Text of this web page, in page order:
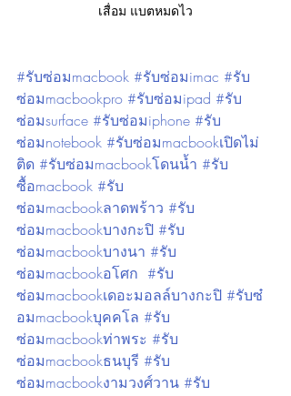
เสื่อม แบตหมดไว
#รับซ่อมmacbook #รับซ่อมimac #รับ
ซ่อมmacbookpro #รับซ่อมipad #รับ
ซ่อมsurface #รับซ่อมiphone #รับ
ซ่อมnotebook #รับซ่อมmacbookเปิดไม่
ติด #รับซ่อมmacbookโดนน้ำ #รับ
ซื้อmacbook #รับ
ซ่อมmacbookลาดพร้าว #รับ
ซ่อมmacbookบางกะปิ #รับ
ซ่อมmacbookบางนา #รับ
ซ่อมmacbookอโศก  #รับ
ซ่อมmacbookเดอะมอลล์บางกะปิ #รับซ๋
อมmacbookบุคคโล #รับ
ซ่อมmacbookท่าพระ #รับ
ซ่อมmacbookธนบุรี #รับ
ซ่อมmacbookงามวงศ์วาน #รับ